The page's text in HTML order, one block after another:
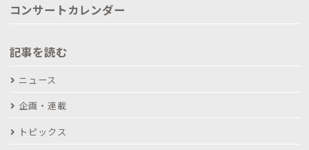
コンサートカレンダー
記事を読む
ニュース
企画・連載
トピックス